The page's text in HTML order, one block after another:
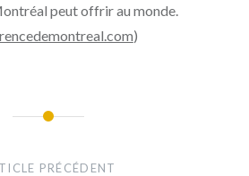
peut offrir au monde.
)
PRÉCÉDENT